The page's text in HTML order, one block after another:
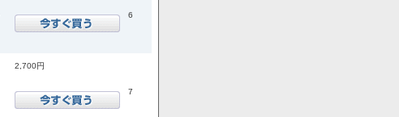
6
2,700円
7